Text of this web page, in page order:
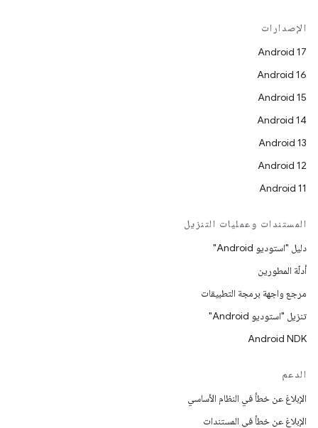
الإصدارات
Android 17
Android 16
Android 15
Android 14
Android 13
Android 12
Android 11
المستندات وعمليات التنزيل
دليل "استوديو Android"
أدلّة المطورين
مرجع واجهة برمجة التطبيقات
تنزيل "استوديو Android"
Android NDK
الدعم
الإبلاغ عن خطأ في النظام الأساسي
الإبلاغ عن خطأ في المستندات